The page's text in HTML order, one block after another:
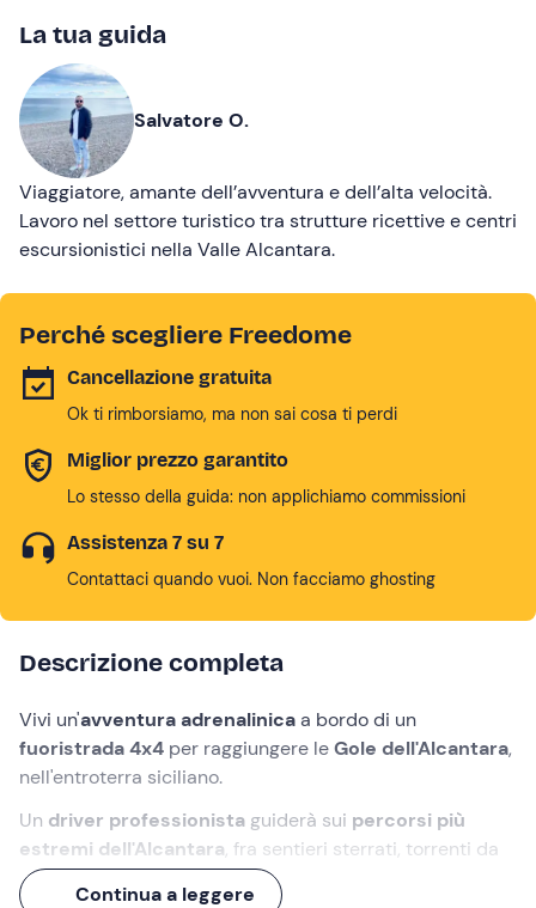
La tua guida
Salvatore O.
Viaggiatore, amante dell’avventura e dell’alta velocità.
Lavoro nel settore turistico tra strutture ricettive e centri
escursionistici nella Valle Alcantara.
Perché scegliere Freedome
Cancellazione gratuita
Ok ti rimborsiamo, ma non sai cosa ti perdi
Miglior prezzo garantito
Lo stesso della guida: non applichiamo commissioni
Assistenza 7 su 7
Contattaci quando vuoi. Non facciamo ghosting
Descrizione completa
Vivi un'avventura adrenalinicaa bordo di un
fuoristrada 4x4 per raggiungere leGole dell'Alcantara,
nell'entroterra siciliano.
Un driver professionista guiderà sui percorsi più
estremi dell'Alcantara, fra sentieri sterrati, torrenti da
guadare, ripide salite e pietre rocciose. Potrai scoprire
Continua a leggere